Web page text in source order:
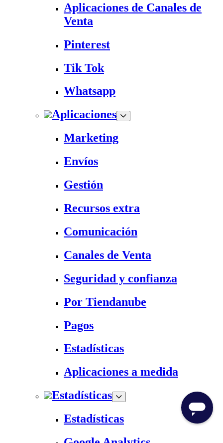
Aplicaciones de Canales de
Venta
Pinterest
Tik Tok
Whatsapp
Aplicaciones
Marketing
Envíos
Gestión
Recursos extra
Comunicación
Canales de Venta
Seguridad y confianza
Por Tiendanube
Pagos
Estadísticas
Aplicaciones a medida
Estadísticas
Estadísticas